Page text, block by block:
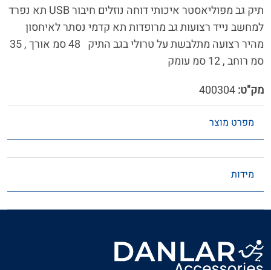
תיק גב מפוליאסטר איכותי דוחה נוזלים חיבור USB תא נפרד
למחשב נייד רצועות גב מרופדות תא קדמי נסתר לאיחסון
מהיר רצועה מתלבשת על טרולי בגב התיק 48 סמ אורך , 35
סמ רוחב , 12 סמ עומק
מק"ט:
מפרט מוצר
מידות